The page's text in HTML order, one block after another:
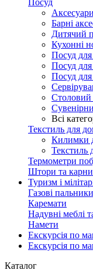
Посуд
Барні
Дитячий
Кухонні
Посуд для
Посуд для
Посуд
Столовий
Всі
Текстиль для
Килимки
Текстиль
Термометри
Штори та
Туризм і
Газові
Каремати
Надувні меблі
Намети
Екскурсія по
Екскурсія по
Каталог